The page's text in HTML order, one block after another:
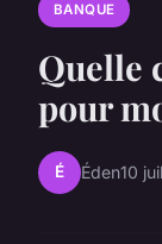
BANQUE
Quelle
pour
É Éden10